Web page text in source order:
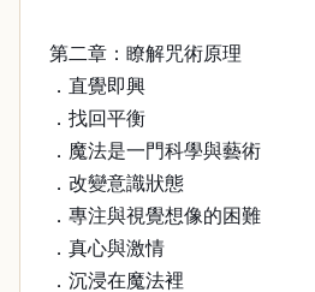
第二章：瞭解咒術原理
．直覺即興
．找回平衡
．魔法是一門科學與藝術
．改變意識狀態
．專注與視覺想像的困難
．真心與激情
．沉浸在魔法裡